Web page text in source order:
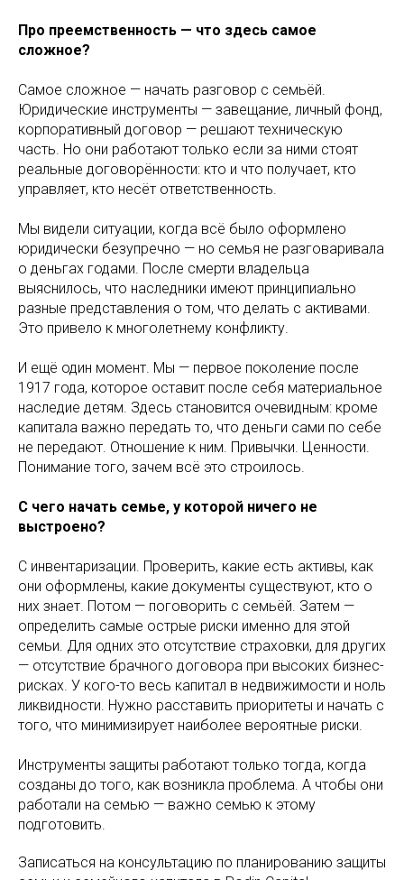
Про преемственность — что здесь самое
сложное?
Самое сложное — начать разговор с семьёй.
Юридические инструменты — завещание, личный фонд,
корпоративный договор — решают техническую
часть. Но они работают только если за ними стоят
реальные договорённости: кто и что получает, кто
управляет, кто несёт ответственность.
Мы видели ситуации, когда всё было оформлено
юридически безупречно — но семья не разговаривала
о деньгах годами. После смерти владельца
выяснилось, что наследники имеют принципиально
разные представления о том, что делать с активами.
Это привело к многолетнему конфликту.
И ещё один момент. Мы — первое поколение после
1917 года, которое оставит после себя материальное
наследие детям. Здесь становится очевидным: кроме
капитала важно передать то, что деньги сами по себе
не передают. Отношение к ним. Привычки. Ценности.
Понимание того, зачем всё это строилось.
С чего начать семье, у которой ничего не
выстроено?
С инвентаризации. Проверить, какие есть активы, как
они оформлены, какие документы существуют, кто о
них знает. Потом — поговорить с семьёй. Затем —
определить самые острые риски именно для этой
семьи. Для одних это отсутствие страховки, для других
— отсутствие брачного договора при высоких бизнес-
рисках. У кого-то весь капитал в недвижимости и ноль
ликвидности. Нужно расставить приоритеты и начать с
того, что минимизирует наиболее вероятные риски.
Инструменты защиты работают только тогда, когда
созданы до того, как возникла проблема. А чтобы они
работали на семью — важно семью к этому
подготовить.
Записаться на консультацию по планированию защиты